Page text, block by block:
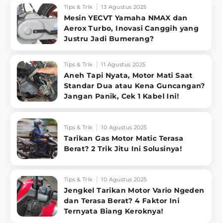
Tips & Trik 13 Agustus 2025
Mesin YECVT Yamaha NMAX dan
Aerox Turbo, Inovasi Canggih yang
Justru Jadi Bumerang?
Tips & Trik 11 Agustus 2025
Aneh Tapi Nyata, Motor Mati Saat
Standar Dua atau Kena Guncangan?
Jangan Panik, Cek 1 Kabel Ini!
Tips & Trik 10 Agustus 2025
Tarikan Gas Motor Matic Terasa
Berat? 2 Trik Jitu Ini Solusinya!
Tips & Trik 10 Agustus 2025
Jengkel Tarikan Motor Vario Ngeden
dan Terasa Berat? 4 Faktor Ini
Ternyata Biang Keroknya!